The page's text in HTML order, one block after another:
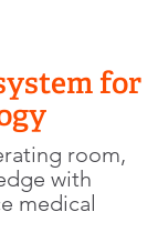
for
room,
with
medical